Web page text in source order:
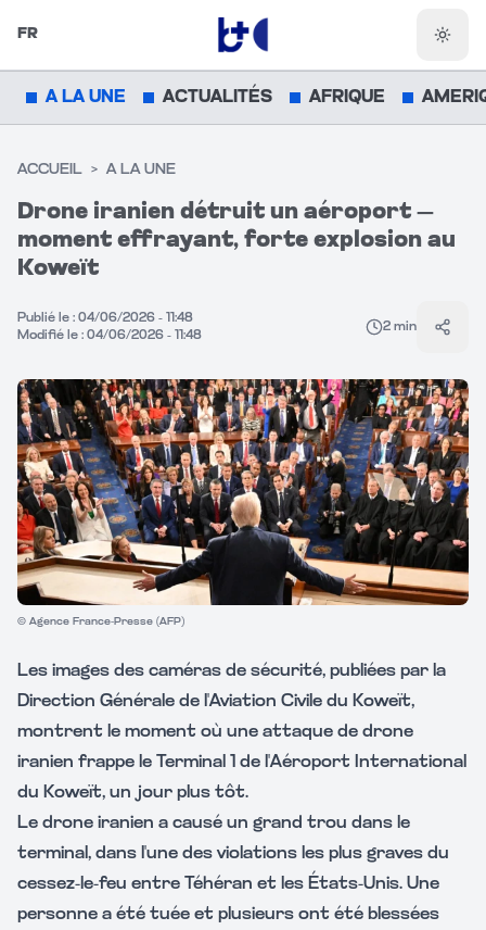
FR
A LA UNE ACTUALITÉS AFRIQUE
ACCUEIL > A LA UNE
Drone iranien détruit un aéroport —
moment effrayant, forte explosion au
Koweït
Publié le : 04/06/2026 - 11:48
Modifié le : 04/06/2026 - 11:48
2 min
© Agence France-Presse (AFP)
Les images des caméras de sécurité, publiées par la
Direction Générale de l'Aviation Civile du Koweït,
montrent le moment où une attaque de drone
iranien frappe le Terminal 1 de l'Aéroport International
du Koweït, un jour plus tôt.
Le drone iranien a causé un grand trou dans le
terminal, dans l'une des violations les plus graves du
cessez-le-feu entre Téhéran et les États-Unis. Une
personne a été tuée et plusieurs ont été blessées